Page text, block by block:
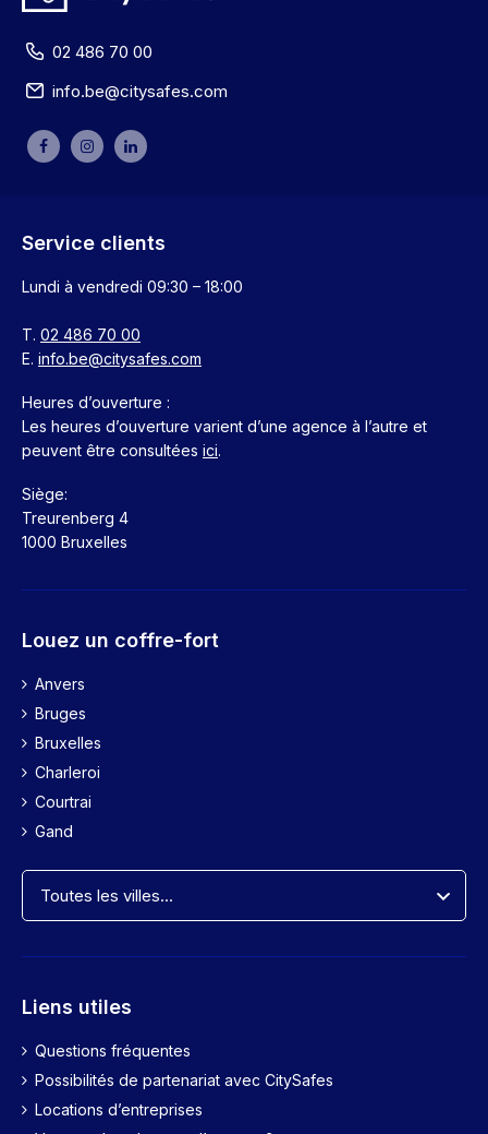
02 486 70 00
info.be@citysafes.com
Service clients
Lundi à vendredi 09:30 – 18:00
T. 02 486 70 00
E. info.be@citysafes.com
Heures d’ouverture :
Les heures d’ouverture varient d’une agence à l’autre et
peuvent être consultées ici.
Siège:
Treurenberg 4
1000 Bruxelles
Louez un coffre-fort
Anvers
Bruges
Bruxelles
Charleroi
Courtrai
Gand
Liens utiles
Questions fréquentes
Possibilités de partenariat avec CitySafes
Locations d’entreprises